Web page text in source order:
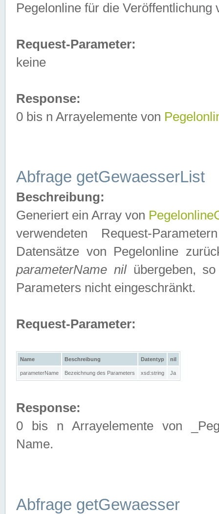
Pegelonline für die Veröffentlichung
Request-Parameter:
keine
Response:
0 bis n Arrayelemente von
Abfrage getGewaesserList
Beschreibung:
Generiert ein Array von
verwendeten Request-
Datensätze von Pegelonline
parameterName nilübergeben, so
Parameters nicht eingeschränkt.
Request-Parameter:
Name Beschreibung Datentyp nil
parameterName Bezeichnung des Parameters xsd:string Ja
Response:
0 bis n Arrayelemente von
Name.
Abfrage getGewaesser